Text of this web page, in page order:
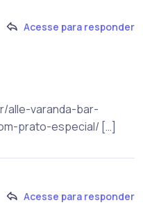
Acesse para responder
alle-varanda-bar-
prato-especial/ […]
Acesse para responder